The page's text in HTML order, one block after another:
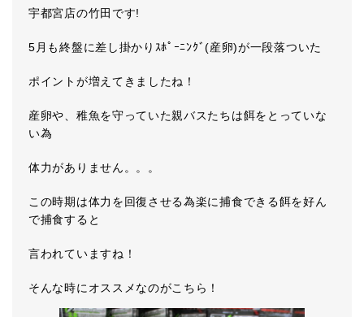
宇都宮店の竹田です!
5月も終盤に差し掛かりｽﾎﾟｰﾆﾝｸﾞ(産卵)が一段落ついた
ポイントが増えてきましたね！
産卵や、稚魚を守っていた親バスたちは餌をとっていな
い為
体力がありません。。。
この時期は体力を回復させる為楽に捕食できる餌を好ん
で捕食すると
言われていますね！
そんな時にオススメなのがこちら！